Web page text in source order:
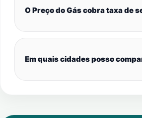
O Preço do Gás cobra taxa de
Em quais cidades posso